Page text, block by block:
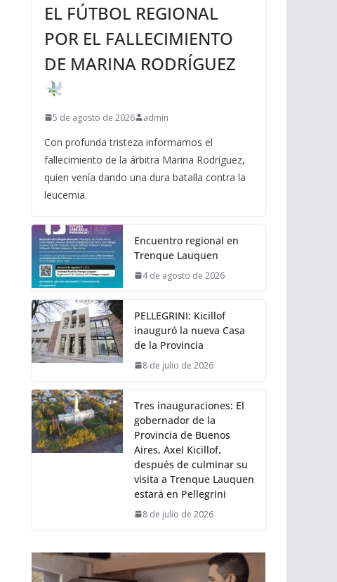
EL FÚTBOL REGIONAL
POR EL FALLECIMIENTO
DE MARINA RODRÍGUEZ
5 de agosto de 2026 admin
Con profunda tristeza informamos el
fallecimiento de la árbitra Marina Rodríguez,
quien venía dando una dura batalla contra la
leucemia.
Encuentro regional en
Trenque Lauquen
4 de agosto de 2026
PELLEGRINI: Kicillof
inauguró la nueva Casa
de la Provincia
8 de julio de 2026
Tres inauguraciones: El
gobernador de la
Provincia de Buenos
Aires, Axel Kicillof,
después de culminar su
visita a Trenque Lauquen
estará en Pellegrini
8 de julio de 2026